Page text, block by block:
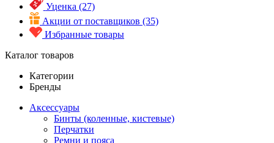
Уценка (27)
Акции от поставщиков (35)
Избранные товары
Каталог товаров
Категории
Бренды
Аксессуары
Бинты (коленные, кистевые)
Перчатки
Ремни и пояса